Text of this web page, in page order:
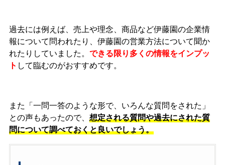
過去には例えば、 売上や理念、商品など伊藤園の企業情
報について問われたり、伊藤園の営業方法について聞か
れたりしていました。 できる限り多くの情報をインプッ
ト して臨むのがおすすめです。
また「一問一答のような形で、いろんな質問をされた」
との声もあったので、 想定される質問や過去にされた質
問について調べておくと良いでしょう。